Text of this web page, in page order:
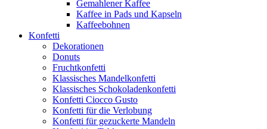
Gemahlener Kaffee
Kaffee in Pads und Kapseln
Kaffeebohnen
Konfetti
Dekorationen
Donuts
Fruchtkonfetti
Klassisches Mandelkonfetti
Klassisches Schokoladenkonfetti
Konfetti Ciocco Gusto
Konfetti für die Verlobung
Konfetti für gezuckerte Mandeln